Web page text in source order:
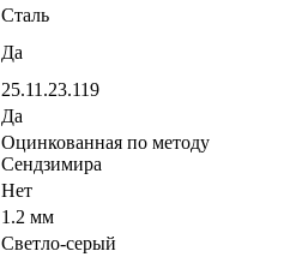
Сталь
Да
25.11.23.119
Да
Оцинкованная по методу
Сендзимира
Нет
1.2 мм
Светло-серый